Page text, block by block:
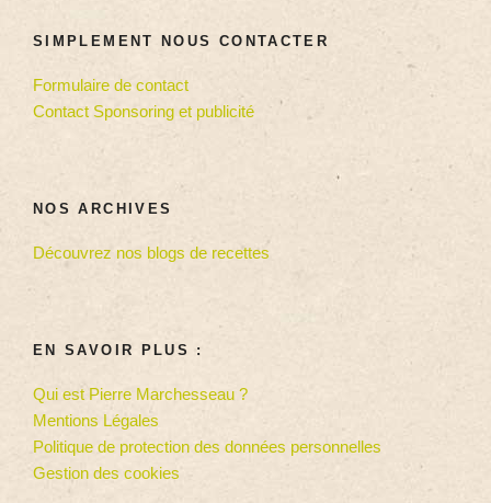
SIMPLEMENT NOUS CONTACTER
Formulaire de contact
Contact Sponsoring et publicité
NOS ARCHIVES
Découvrez nos blogs de recettes
EN SAVOIR PLUS :
Qui est Pierre Marchesseau ?
Mentions Légales
Politique de protection des données personnelles
Gestion des cookies